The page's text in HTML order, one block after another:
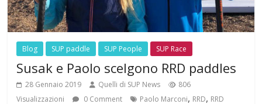
Blog SUP paddle SUP People SUP Race
Susak e Paolo scelgono RRD paddles
28 Gennaio 2019 Quelli di SUP News
806
Visualizzazioni
0 Comment Paolo Marconi, RRD, RRD